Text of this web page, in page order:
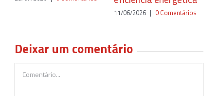
11/06/2026 | 0 Comentários
Deixar um comentário
Comentário